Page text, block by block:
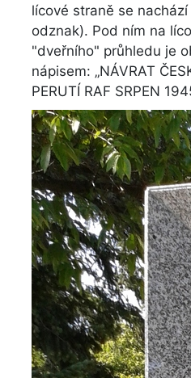
lícové straně se
odznak). Pod ním na
"dveřního" průhledu je
nápisem: „NÁVRAT
PERUTÍ RAF SRPEN